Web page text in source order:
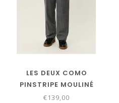
LES DEUX COMO
PINSTRIPE MOULINÉ
SLACKS GREY MELANGE
€139,00